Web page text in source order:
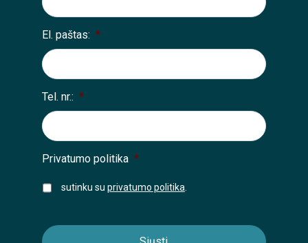
El. paštas: *
Tel. nr.: *
Privatumo politika *
sutinku su privatumo politika